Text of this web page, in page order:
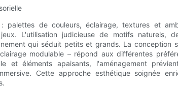
palettes de couleurs, éclairage, textures et
L'utilisation judicieuse de motifs naturels,
qui séduit petits et grands. La conception
modulable – répond aux différentes
et éléments apaisants, l'aménagement
Cette approche esthétique soignée